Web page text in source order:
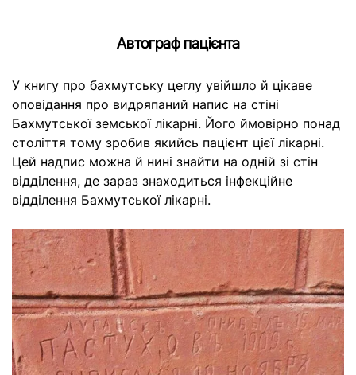
Автограф пацієнта
У книгу про бахмутську цеглу увійшло й цікаве
оповідання про видряпаний напис на стіні
Бахмутської земської лікарні. Його ймовірно понад
століття тому зробив якийсь пацієнт цієї лікарні.
Цей надпис можна й нині знайти на одній зі стін
відділення, де зараз знаходиться інфекційне
відділення Бахмутської лікарні.